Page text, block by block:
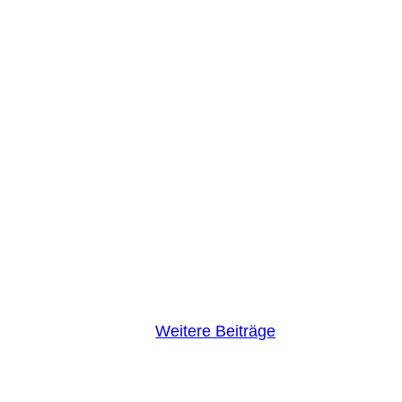
Weitere Beiträge